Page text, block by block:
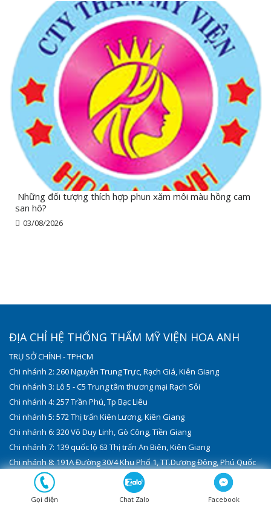
Những đối tượng thích hợp phun xăm môi màu hồng cam
san hô?
03/08/2026
ĐỊA CHỈ HỆ THỐNG THẨM MỸ VIỆN HOA ANH
TRỤ SỞ CHÍNH - TPHCM
Chi nhánh 2: 260 Nguyễn Trung Trực, Rạch Giá, Kiên Giang
Chi nhánh 3: Lô 5 - C5 Trung tâm thương mại Rạch Sỏi
Chi nhánh 4: 257 Trần Phú, Tp Bạc Liêu
Chi nhánh 5: 572 Thị trấn Kiên Lương, Kiên Giang
Chi nhánh 6: 320 Võ Duy Linh, Gò Công, Tiền Giang
Chi nhánh 7: 139 quốc lộ 63 Thị trấn An Biên, Kiên Giang
Chi nhánh 8: 191A Đường 30/4 Khu Phố 1, TT.Dương Đông, Phú Quốc
Chi nhánh 9: 200 Khu Phố A , Quốc Lộ 80 , TT. Tân Hiệp , Kiên Giang
Gọi điện Chat Zalo Facebook